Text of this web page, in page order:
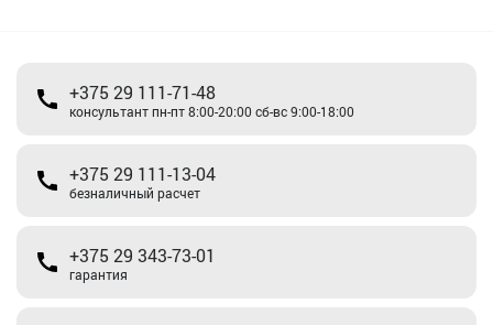
+375 29 111-71-48
консультант пн-пт 8:00-20:00 сб-вс 9:00-18:00
+375 29 111-13-04
безналичный расчет
+375 29 343-73-01
гарантия